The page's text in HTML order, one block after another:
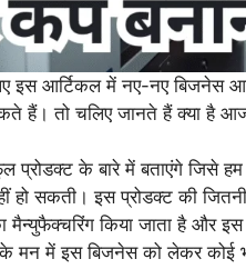
इस आर्टिकल में नए-नए
हैं। तो चलिए जानते हैं क्या है
के बारे में बताएंगे जिसे हम
हो सकती। इस प्रोडक्ट की
मैन्युफैक्चरिंग किया जाता है और
मन में इस बिजनेस को लेकर कोई